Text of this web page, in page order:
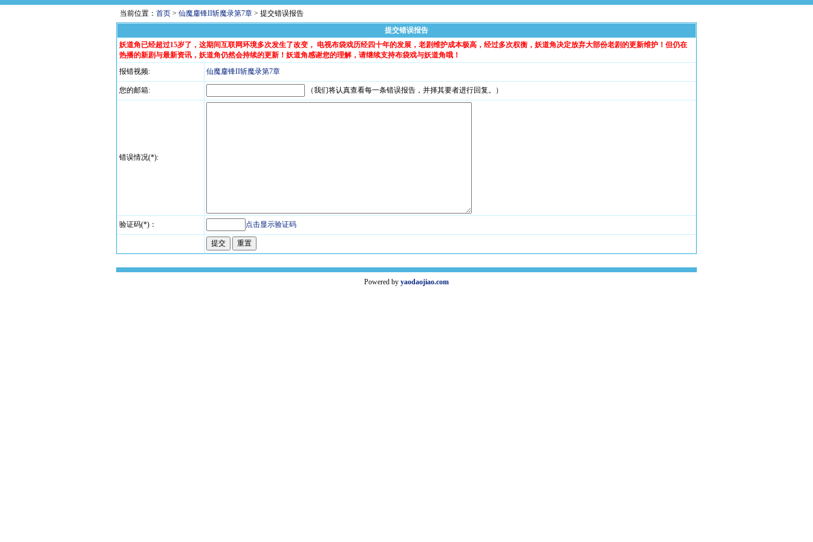
当前位置： 首页 > 仙魔鏖锋II斩魔录第7章 > 提交错误报告
提交错误报告
妖道角已经超过15岁了，这期间互联网环境多次发生了改变， 电视布袋戏历经四十年的发展，老剧维护成本极高，经过多次权衡，妖道角决定放弃大部份老剧的更新维护！但仍在
热播的新剧与最新资讯，妖道角仍然会持续的更新！妖道角感谢您的理解，请继续支持布袋戏与妖道角哦！
报错视频:
仙魔鏖锋II斩魔录第7章
您的邮箱: （我们将认真查看每一条错误报告，并择其要者进行回复。）
错误情况(*):
验证码(*)： 点击显示验证码
Powered by yaodaojiao.com